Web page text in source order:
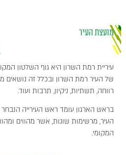
מועצת העיר
עיריית רמת השרון היא גוף השלטון
של העיר רמת השרון ובכלל זה נושאים
רווחה, תשתיות, ניקיון, תרבות ועוד.
בראש הארגון עומד ראש העירייה הנבחר
העיר, מרשימות שונות, אשר מהווים
המקומי.